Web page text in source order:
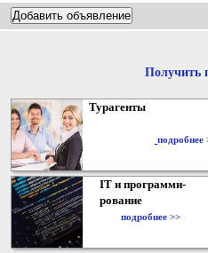
Получить
Турагенты
подробнее
IT и программи-
рование
подробнее >>